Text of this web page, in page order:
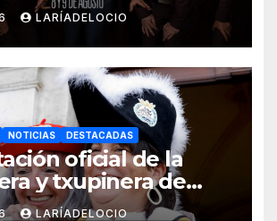
LARÍADELOCIO
NOTICIAS DESTACADAS
oficial de la
y txupinera de
2026
LARÍADELOCIO